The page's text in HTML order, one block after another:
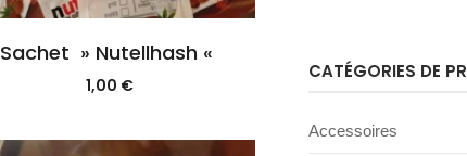
Sachet » Nutellhash «
1,00 €
CATÉGORIES DE
Accessoires